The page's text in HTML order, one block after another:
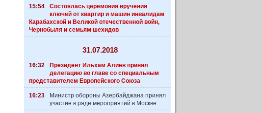
15:54
Состоялась церемония вручения
ключей от квартир и машин инвалидам
Карабахской и Великой отечественной войн,
Чернобыля и семьям шехидов
31.07.2018
16:32
Президент Ильхам Алиев принял
делегацию во главе со специальным
представителем Европейского Союза
16:23
Министр обороны Азербайджана принял
участие в ряде мероприятий в Москве